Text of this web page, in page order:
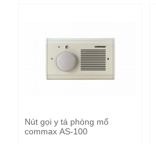
Nút gọi y tá phòng mổ
commax AS-100